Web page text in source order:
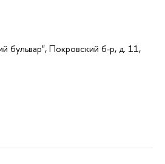
бульвар", Покровский б-р, д. 11,